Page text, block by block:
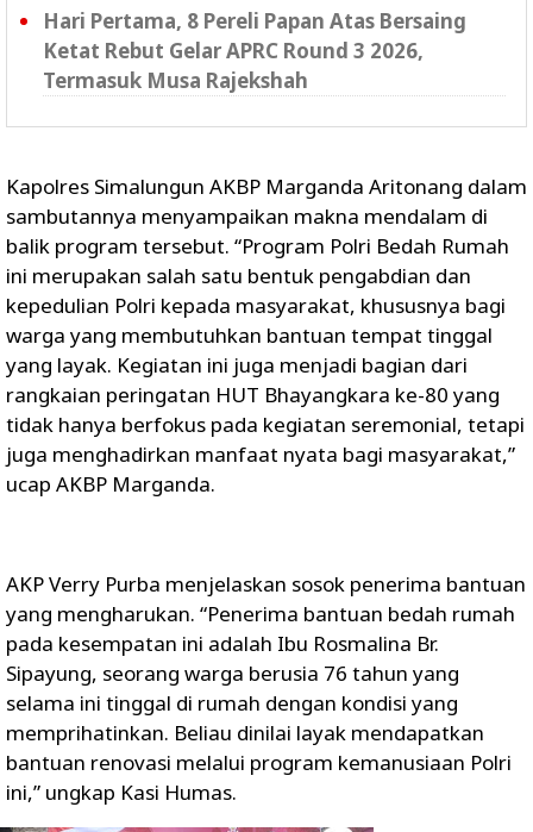
Hari Pertama, 8 Pereli Papan Atas Bersaing
Ketat Rebut Gelar APRC Round 3 2026,
Termasuk Musa Rajekshah
Kapolres Simalungun AKBP Marganda Aritonang dalam
sambutannya menyampaikan makna mendalam di
balik program tersebut. “Program Polri Bedah Rumah
ini merupakan salah satu bentuk pengabdian dan
kepedulian Polri kepada masyarakat, khususnya bagi
warga yang membutuhkan bantuan tempat tinggal
yang layak. Kegiatan ini juga menjadi bagian dari
rangkaian peringatan HUT Bhayangkara ke-80 yang
tidak hanya berfokus pada kegiatan seremonial, tetapi
juga menghadirkan manfaat nyata bagi masyarakat,”
ucap AKBP Marganda.
AKP Verry Purba menjelaskan sosok penerima bantuan
yang mengharukan. “Penerima bantuan bedah rumah
pada kesempatan ini adalah Ibu Rosmalina Br.
Sipayung, seorang warga berusia 76 tahun yang
selama ini tinggal di rumah dengan kondisi yang
memprihatinkan. Beliau dinilai layak mendapatkan
bantuan renovasi melalui program kemanusiaan Polri
ini,” ungkap Kasi Humas.